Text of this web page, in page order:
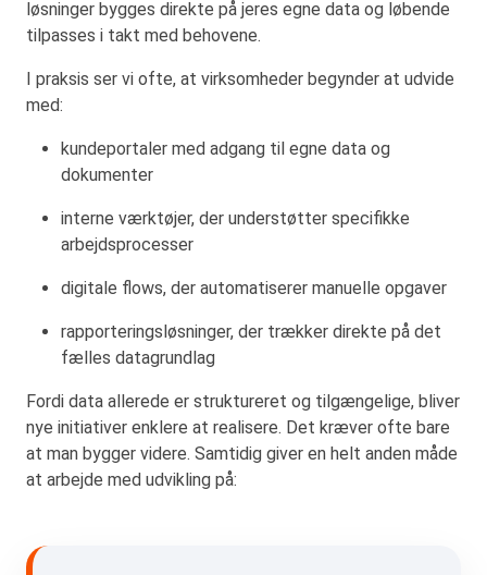
løsninger bygges direkte på jeres egne data og løbende
tilpasses i takt med behovene.
I praksis ser vi ofte, at virksomheder begynder at udvide
med:
kundeportaler med adgang til egne data og
dokumenter
interne værktøjer, der understøtter specifikke
arbejdsprocesser
digitale flows, der automatiserer manuelle opgaver
rapporteringsløsninger, der trækker direkte på det
fælles datagrundlag
Fordi data allerede er struktureret og tilgængelige, bliver
nye initiativer enklere at realisere. Det kræver ofte bare
at man bygger videre. Samtidig giver en helt anden måde
at arbejde med udvikling på: